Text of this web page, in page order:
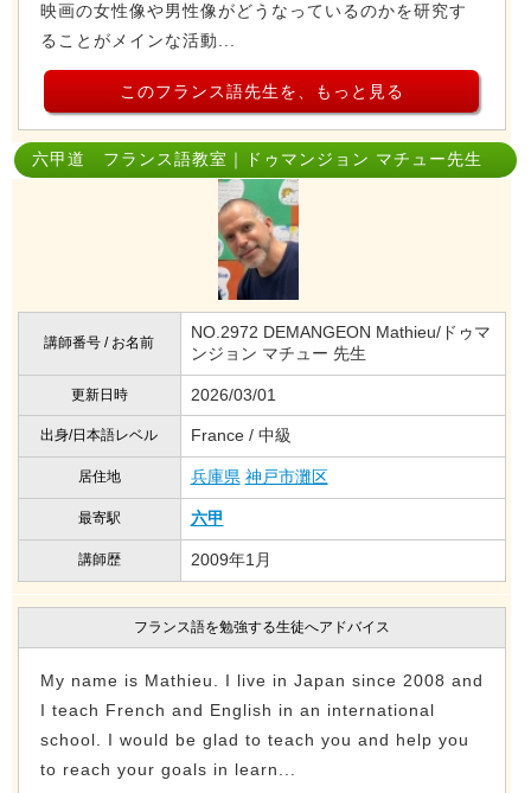
映画の女性像や男性像がどうなっているのかを研究す
ることがメインな活動...
このフランス語先生を、もっと見る
六甲道 フランス語教室｜ドゥマンジョン マチュー先生
講師番号 / お名前
NO.2972 DEMANGEON Mathieu/ドゥマ
ンジョン マチュー 先生
更新日時 2026/03/01
出身/日本語レベル France / 中級
居住地 兵庫県 神戸市灘区
最寄駅 六甲
講師歴 2009年1月
フランス語を勉強する生徒へアドバイス
My name is Mathieu. I live in Japan since 2008 and
I teach French and English in an international
school. I would be glad to teach you and help you
to reach your goals in learn...